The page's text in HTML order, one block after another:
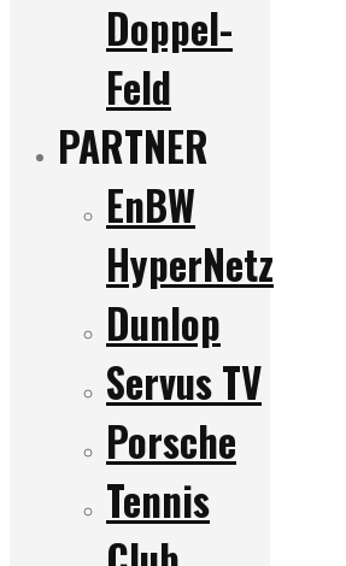
Doppel-
Feld
PARTNER
EnBW
HyperNetz
Dunlop
Servus TV
Porsche
Tennis